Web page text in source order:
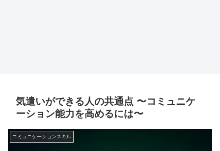
気遣いができる人の共通点 〜コミュニケ
ーション能力を高めるには〜
コミュニケーションスキル